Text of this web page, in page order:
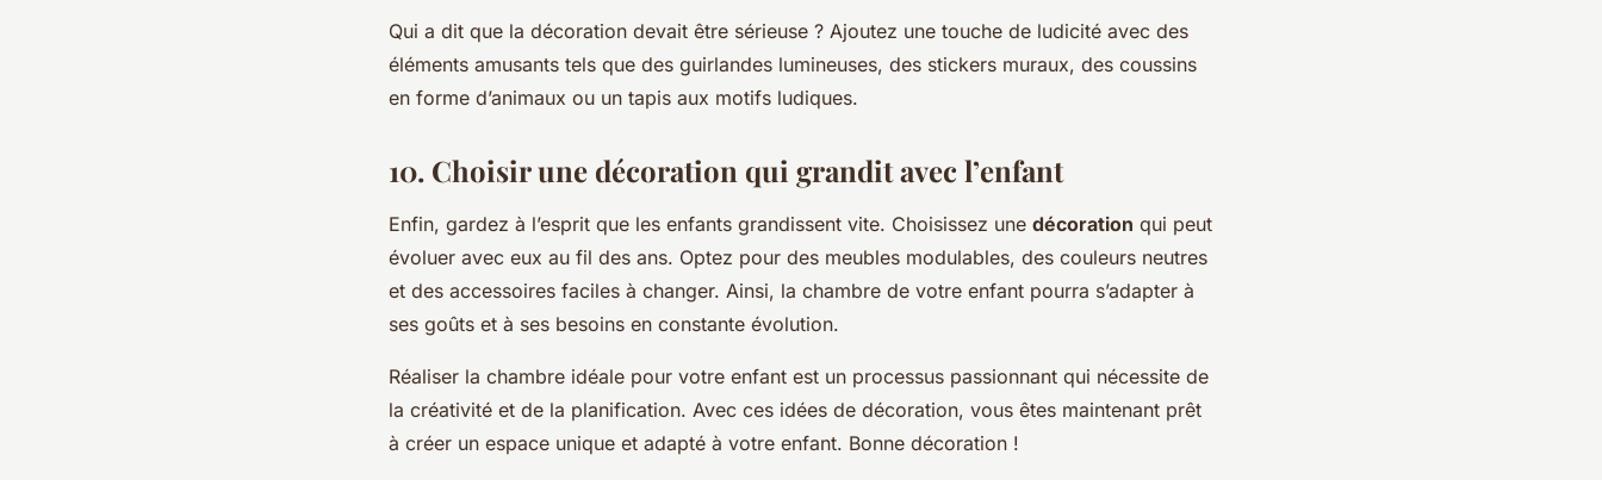
Qui a dit que la décoration devait être sérieuse ? Ajoutez une touche de ludicité avec des
éléments amusants tels que des guirlandes lumineuses, des stickers muraux, des coussins
en forme d’animaux ou un tapis aux motifs ludiques.
10. Choisir une décoration qui grandit avec l’enfant
Enfin, gardez à l’esprit que les enfants grandissent vite. Choisissez une décoration qui peut
évoluer avec eux au fil des ans. Optez pour des meubles modulables, des couleurs neutres
et des accessoires faciles à changer. Ainsi, la chambre de votre enfant pourra s’adapter à
ses goûts et à ses besoins en constante évolution.
Réaliser la chambre idéale pour votre enfant est un processus passionnant qui nécessite de
la créativité et de la planification. Avec ces idées de décoration, vous êtes maintenant prêt
à créer un espace unique et adapté à votre enfant. Bonne décoration !